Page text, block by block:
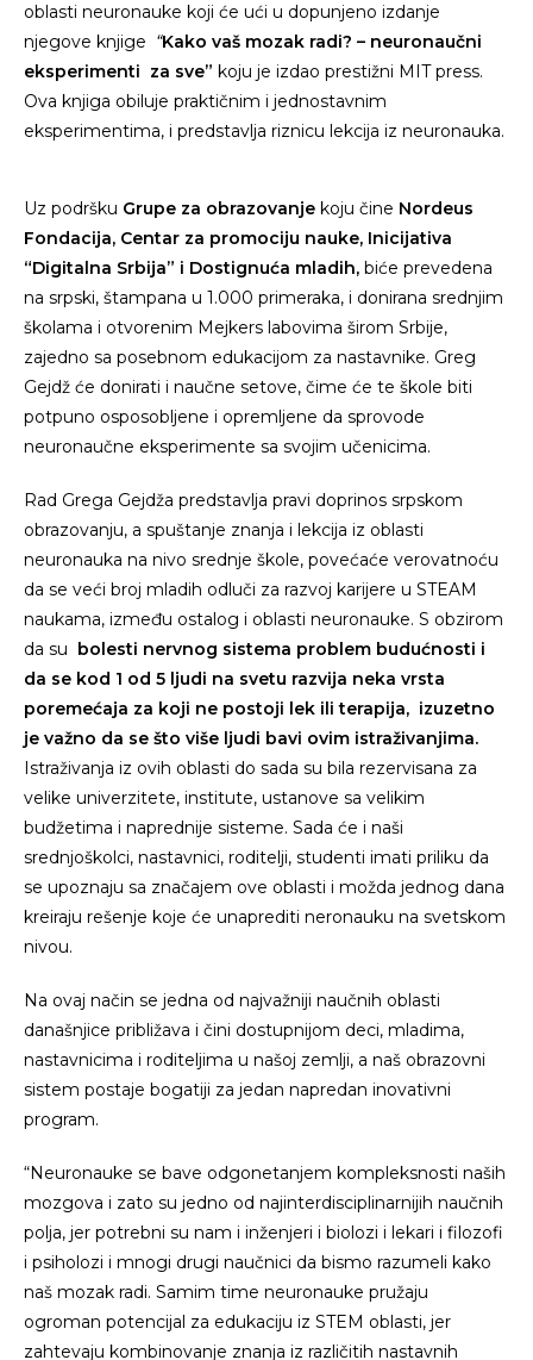
oblasti neuronauke koji će ući u dopunjeno izdanje
njegove knjige “Kako vaš mozak radi? – neuronaučni
eksperimenti za sve” koju je izdao prestižni MIT press.
Ova knjiga obiluje praktičnim i jednostavnim
eksperimentima, i predstavlja riznicu lekcija iz neuronauka.
Uz podršku Grupe za obrazovanje koju čine Nordeus
Fondacija, Centar za promociju nauke, Inicijativa
“Digitalna Srbija” i Dostignuća mladih, biće prevedena
na srpski, štampana u 1.000 primeraka, i donirana srednjim
školama i otvorenim Mejkers labovima širom Srbije,
zajedno sa posebnom edukacijom za nastavnike. Greg
Gejdž će donirati i naučne setove, čime će te škole biti
potpuno osposobljene i opremljene da sprovode
neuronaučne eksperimente sa svojim učenicima.
Rad Grega Gejdža predstavlja pravi doprinos srpskom
obrazovanju, a spuštanje znanja i lekcija iz oblasti
neuronauka na nivo srednje škole, povećaće verovatnoću
da se veći broj mladih odluči za razvoj karijere u STEAM
naukama, između ostalog i oblasti neuronauke. S obzirom
da su bolesti nervnog sistema problem budućnosti i
da se kod 1 od 5 ljudi na svetu razvija neka vrsta
poremećaja za koji ne postoji lek ili terapija, izuzetno
je važno da se što više ljudi bavi ovim istraživanjima.
Istraživanja iz ovih oblasti do sada su bila rezervisana za
velike univerzitete, institute, ustanove sa velikim
budžetima i naprednije sisteme. Sada će i naši
srednjoškolci, nastavnici, roditelji, studenti imati priliku da
se upoznaju sa značajem ove oblasti i možda jednog dana
kreiraju rešenje koje će unaprediti neronauku na svetskom
nivou.
Na ovaj način se jedna od najvažniji naučnih oblasti
današnjice približava i čini dostupnijom deci, mladima,
nastavnicima i roditeljima u našoj zemlji, a naš obrazovni
sistem postaje bogatiji za jedan napredan inovativni
program.
“Neuronauke se bave odgonetanjem kompleksnosti naših
mozgova i zato su jedno od najinterdisciplinarnijih naučnih
polja, jer potrebni su nam i inženjeri i biolozi i lekari i filozofi
i psiholozi i mnogi drugi naučnici da bismo razumeli kako
naš mozak radi. Samim time neuronauke pružaju
ogroman potencijal za edukaciju iz STEM oblasti, jer
zahtevaju kombinovanje znanja iz različitih nastavnih